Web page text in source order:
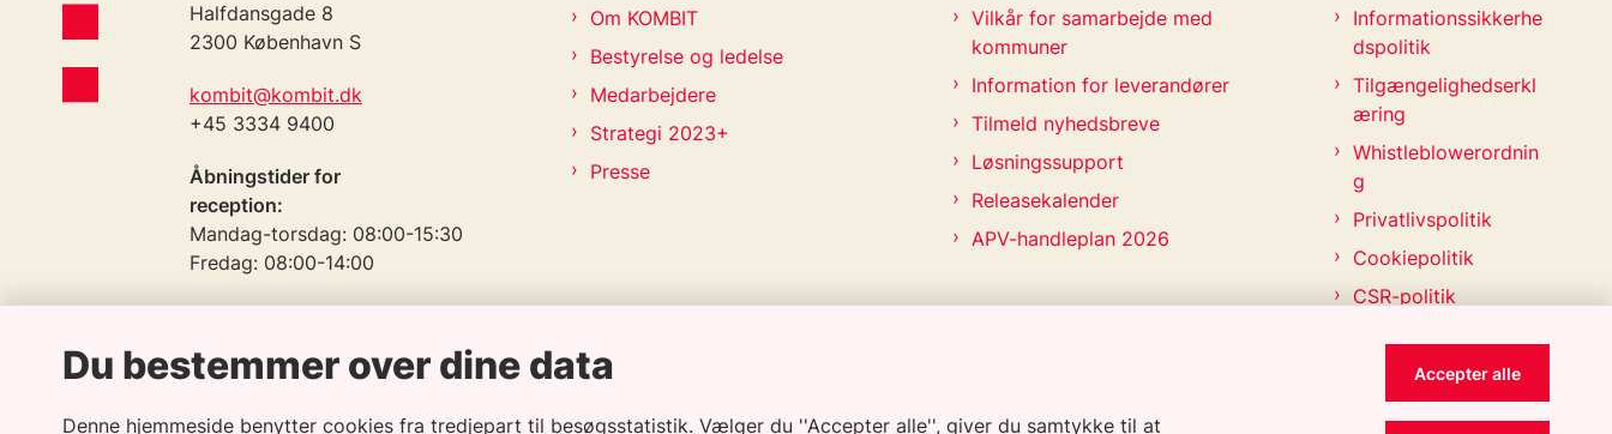
Halfdansgade 8
2300 København S
kombit@kombit.dk
+45 3334 9400
Åbningstider for
reception:
Mandag-torsdag: 08:00-15:30
Fredag: 08:00-14:00
Mandag-torsdag: 09:00-15:30
Fredag: 09:00-14:00
CVR: 19435075
Om KOMBIT
Bestyrelse og ledelse
Medarbejdere
Strategi 2023+
Presse
Vilkår for samarbejde med
kommuner
Information for leverandører
Tilmeld nyhedsbreve
Løsningssupport
Releasekalender
APV-handleplan 2026
Informationssikkerhe
dspolitik
Tilgængelighedserkl
æring
Whistleblowerordnin
g
Privatlivspolitik
Cookiepolitik
CSR-politik
Du bestemmer over dine data
Denne hjemmeside benytter cookies fra tredjepart til besøgsstatistik. Vælger du ''Accepter alle'', giver du samtykke til at
Accepter alle